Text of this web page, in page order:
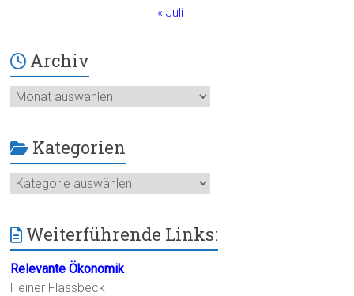
« Juli
Archiv
Archiv
Kategorien
Kategorien
Weiterführende Links:
Relevante Ökonomik
Heiner Flassbeck